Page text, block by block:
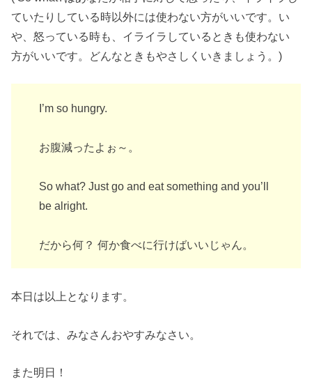
ていたりしている時以外には使わない方がいいです。い
や、怒っている時も、イライラしているときも使わない
方がいいです。どんなときもやさしくいきましょう。)
I’m so hungry.
お腹減ったよぉ～。
So what? Just go and eat something and you’ll
be alright.
だから何？ 何か食べに行けばいいじゃん。
本日は以上となります。
それでは、みなさんおやすみなさい。
また明日！